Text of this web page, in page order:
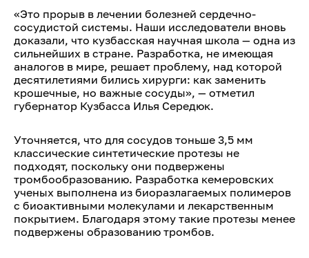
«Это прорыв в лечении болезней сердечно-
сосудистой системы. Наши исследователи вновь
доказали, что кузбасская научная школа — одна из
сильнейших в стране. Разработка, не имеющая
аналогов в мире, решает проблему, над которой
десятилетиями бились хирурги: как заменить
крошечные, но важные сосуды», — отметил
губернатор Кузбасса Илья Середюк.
Уточняется, что для сосудов тоньше 3,5 мм
классические синтетические протезы не
подходят, поскольку они подвержены
тромбообразованию. Разработка кемеровских
ученых выполнена из биоразлагаемых полимеров
с биоактивными молекулами и лекарственным
покрытием. Благодаря этому такие протезы менее
подвержены образованию тромбов.